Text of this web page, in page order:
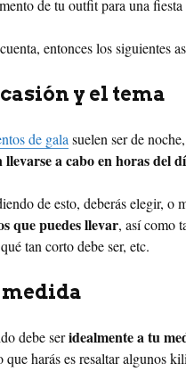
de tu outfit para una fiesta
entonces los siguientes
y el tema
de galasuelen ser de
llevarse a cabo en horas del
de esto, deberás elegir, o
que puedes llevar, así como
tan corto debe ser, etc.
medida
debe seridealmente a tu
que harás es resaltar algunos